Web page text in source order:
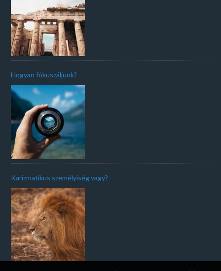
Hogyan fókuszáljunk?
Karizmatikus személyiség vagy?